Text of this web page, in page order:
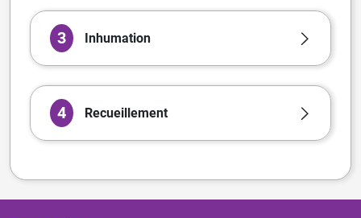
3 Inhumation
4 Recueillement